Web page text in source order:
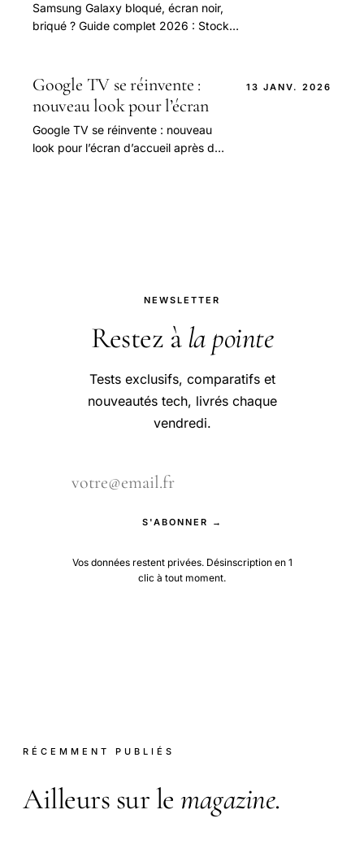
Samsung Galaxy bloqué, écran noir,
briqué ? Guide complet 2026 : Stock
Exynos.
Google TV se réinvente :
nouveau look pour l’écran
Google TV se réinvente : nouveau
look pour l’écran d’accueil après des
13 JANV. 2026
NEWSLETTER
Restez à la pointe
Tests exclusifs, comparatifs et
nouveautés tech, livrés chaque
vendredi.
S'ABONNER →
Vos données restent privées. Désinscription en 1
clic à tout moment.
RÉCEMMENT PUBLIÉS
Ailleurs sur le magazine.